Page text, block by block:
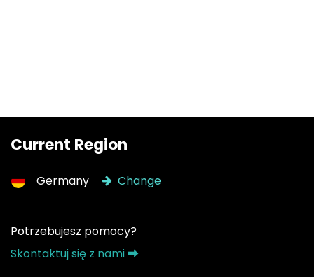
Current Region
Germany Change
Potrzebujesz pomocy?
Skontaktuj się z nami ⮕